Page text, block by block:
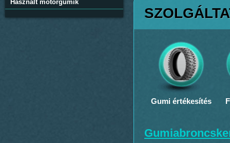
Használt motorgumik
Gumi értékesítés